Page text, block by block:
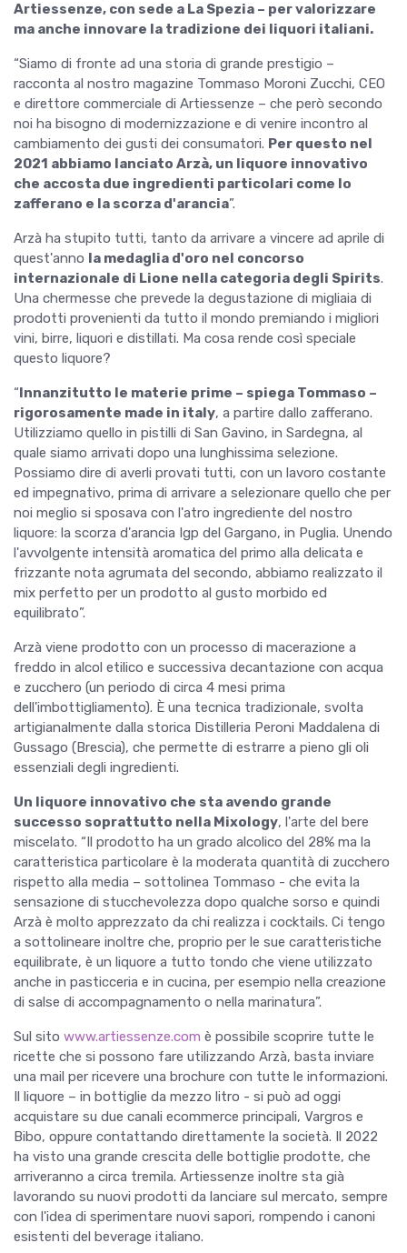
Artiessenze, con sede a La Spezia – per valorizzare
ma anche innovare la tradizione dei liquori italiani.
“Siamo di fronte ad una storia di grande prestigio –
racconta al nostro magazine Tommaso Moroni Zucchi, CEO
e direttore commerciale di Artiessenze – che però secondo
noi ha bisogno di modernizzazione e di venire incontro al
cambiamento dei gusti dei consumatori. Per questo nel
2021 abbiamo lanciato Arzà, un liquore innovativo
che accosta due ingredienti particolari come lo
zafferano e la scorza d'arancia”.
Arzà ha stupito tutti, tanto da arrivare a vincere ad aprile di
quest'anno
la medaglia d'oro nel concorso
internazionale di Lione nella categoria degli Spirits.
Una chermesse che prevede la degustazione di migliaia di
prodotti provenienti da tutto il mondo premiando i migliori
vini, birre, liquori e distillati. Ma cosa rende così speciale
questo liquore?
“ Innanzitutto le materie prime – spiega Tommaso –
rigorosamente made in italy, a partire dallo zafferano.
Utilizziamo quello in pistilli di San Gavino, in Sardegna, al
quale siamo arrivati dopo una lunghissima selezione.
Possiamo dire di averli provati tutti, con un lavoro costante
ed impegnativo, prima di arrivare a selezionare quello che per
noi meglio si sposava con l'atro ingrediente del nostro
liquore: la scorza d'arancia Igp del Gargano, in Puglia. Unendo
l'avvolgente intensità aromatica del primo alla delicata e
frizzante nota agrumata del secondo, abbiamo realizzato il
mix perfetto per un prodotto al gusto morbido ed
equilibrato”.
Arzà viene prodotto con un processo di macerazione a
freddo in alcol etilico e successiva decantazione con acqua
e zucchero (un periodo di circa 4 mesi prima
dell'imbottigliamento). È una tecnica tradizionale, svolta
artigianalmente dalla storica Distilleria Peroni Maddalena di
Gussago (Brescia), che permette di estrarre a pieno gli oli
essenziali degli ingredienti.
Un liquore innovativo che sta avendo grande
successo soprattutto nella Mixology, l'arte del bere
miscelato. “Il prodotto ha un grado alcolico del 28% ma la
caratteristica particolare è la moderata quantità di zucchero
rispetto alla media – sottolinea Tommaso - che evita la
sensazione di stucchevolezza dopo qualche sorso e quindi
Arzà è molto apprezzato da chi realizza i cocktails. Ci tengo
a sottolineare inoltre che, proprio per le sue caratteristiche
equilibrate, è un liquore a tutto tondo che viene utilizzato
anche in pasticceria e in cucina, per esempio nella creazione
di salse di accompagnamento o nella marinatura”.
Sul sito www.artiessenze.com è possibile scoprire tutte le
ricette che si possono fare utilizzando Arzà, basta inviare
una mail per ricevere una brochure con tutte le informazioni.
Il liquore – in bottiglie da mezzo litro - si può ad oggi
acquistare su due canali ecommerce principali, Vargros e
Bibo, oppure contattando direttamente la società. Il 2022
ha visto una grande crescita delle bottiglie prodotte, che
arriveranno a circa tremila. Artiessenze inoltre sta già
lavorando su nuovi prodotti da lanciare sul mercato, sempre
con l'idea di sperimentare nuovi sapori, rompendo i canoni
esistenti del beverage italiano.